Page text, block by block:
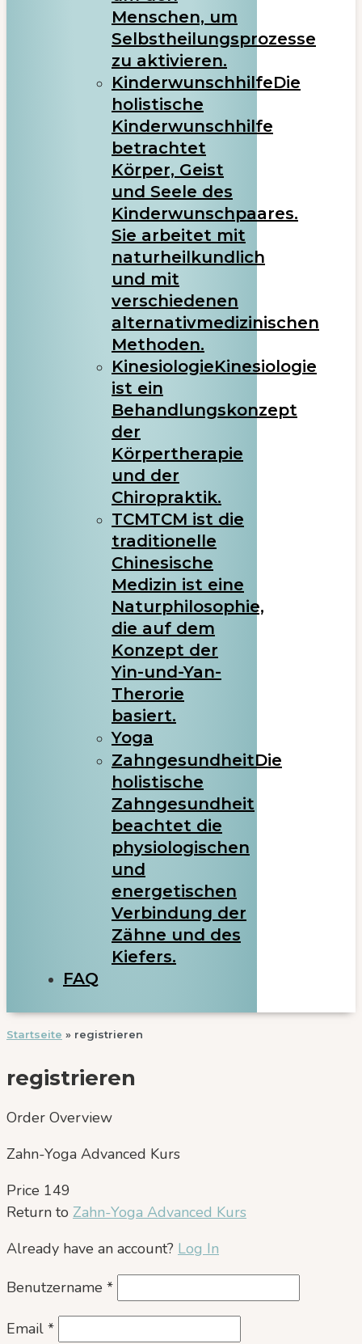
Menschen, um
Selbstheilungsprozesse
zu aktivieren.
KinderwunschhilfeDie
holistische
Kinderwunschhilfe
betrachtet
Körper, Geist
und Seele des
Kinderwunschpaares.
Sie arbeitet mit
naturheilkundlich
und mit
verschiedenen
alternativmedizinischen
Methoden.
KinesiologieKinesiologie
ist ein
Behandlungskonzept
der
Körpertherapie
und der
Chiropraktik.
TCMTCM ist die
traditionelle
Chinesische
Medizin ist eine
Naturphilosophie,
die auf dem
Konzept der
Yin-und-Yan-
Therorie
basiert.
Yoga
ZahngesundheitDie
holistische
Zahngesundheit
beachtet die
physiologischen
und
energetischen
Verbindung der
Zähne und des
Kiefers.
FAQ
Startseite » registrieren
registrieren
Order Overview
Zahn-Yoga Advanced Kurs
Price 149
Return to Zahn-Yoga Advanced Kurs
Already have an account? Log In
Benutzername *
Email *